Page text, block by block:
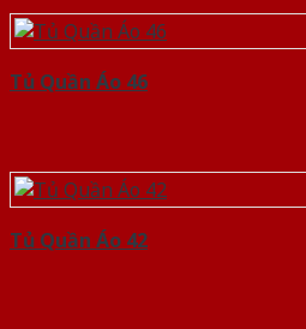
Tủ Quần Áo 46
Tủ Quần Áo 42